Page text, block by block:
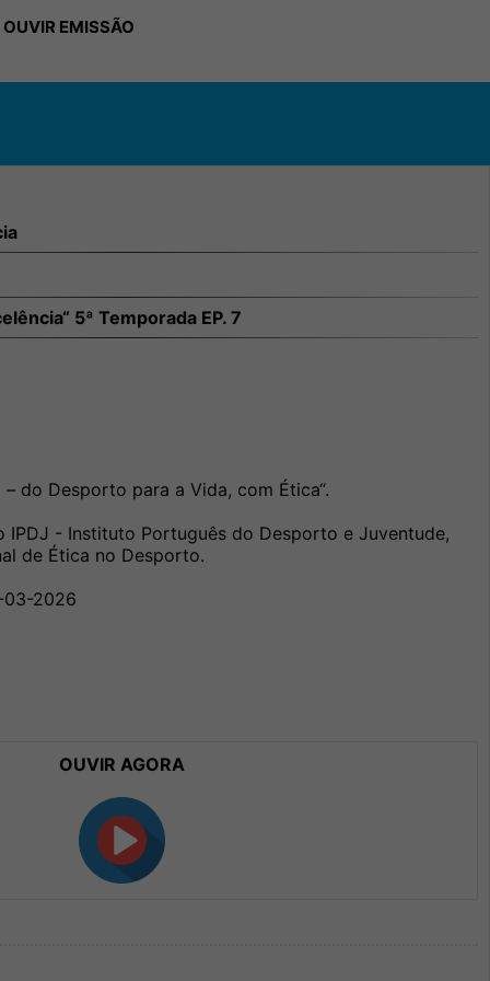
EMISSÃO
5ª Temporada EP. 7
do Desporto para a Vida, com Ética“.
- Instituto Português do Desporto e Juventude,
de Ética no Desporto.
03-2026
OUVIR AGORA